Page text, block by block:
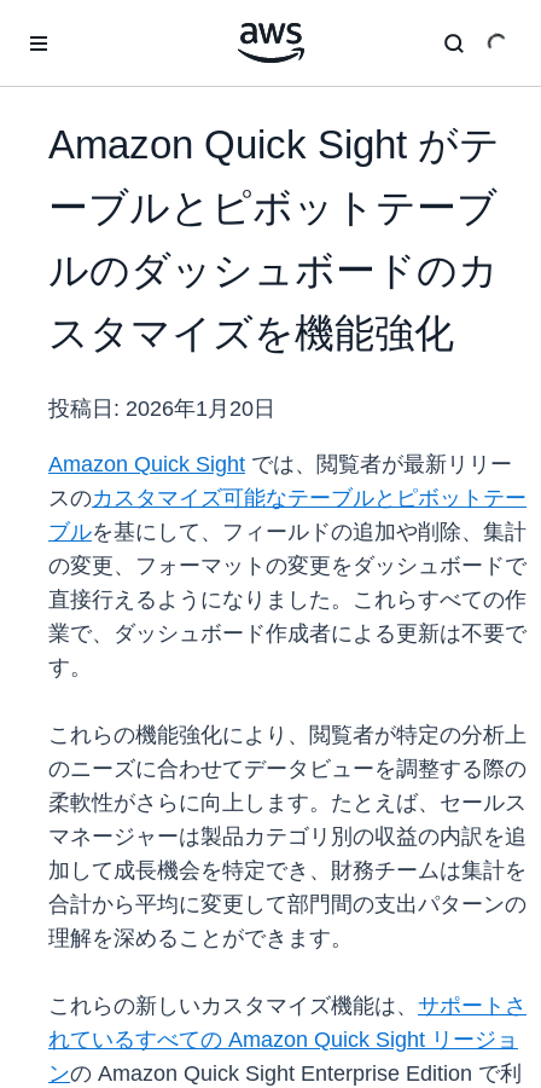
Amazon Quick Sight がテ
ーブルとピボットテーブ
ルのダッシュボードのカ
スタマイズを機能強化
投稿日: 2026年1月20日
Amazon Quick Sight では、閲覧者が最新リリー
スのカスタマイズ可能なテーブルとピボットテー
ブルを基にして、フィールドの追加や削除、集計
の変更、フォーマットの変更をダッシュボードで
直接行えるようになりました。これらすべての作
業で、ダッシュボード作成者による更新は不要で
す。
これらの機能強化により、閲覧者が特定の分析上
のニーズに合わせてデータビューを調整する際の
柔軟性がさらに向上します。たとえば、セールス
マネージャーは製品カテゴリ別の収益の内訳を追
加して成長機会を特定でき、財務チームは集計を
合計から平均に変更して部門間の支出パターンの
理解を深めることができます。
これらの新しいカスタマイズ機能は、 サポートさ
れているすべての Amazon Quick Sight リージョ
ンの Amazon Quick Sight Enterprise Edition で利